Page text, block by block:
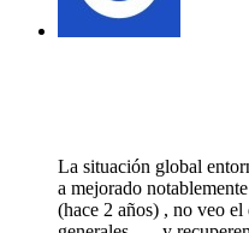
La situación global
a mejorado
(hace 2 años) , no veo